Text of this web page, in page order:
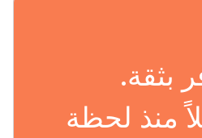
بثقة.
منذ لحظة